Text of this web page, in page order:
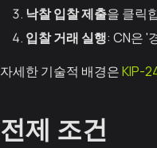
낙찰 입찰 제출을 클릭
입찰 거래 실행: CN은 '
자세한 기술적 배경은KIP-
전제 조건